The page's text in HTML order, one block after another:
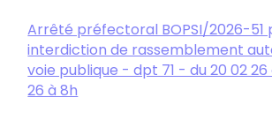
Arrêté préfectoral BOPSI/2026-51
interdiction de rassemblement
voie publique - dpt 71 - du 20 02 26
26 à 8h